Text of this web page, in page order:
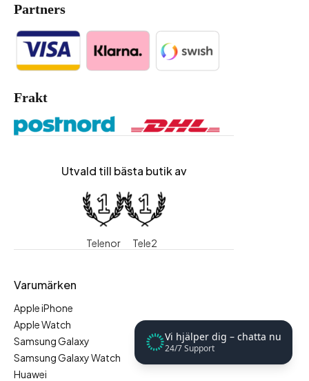
Vi hjälper dig – chatta nu
24/7 Support
Partners
Frakt
Utvald till bästa butik av
Telenor Tele2
Varumärken
Apple iPhone
Apple Watch
Samsung Galaxy
Samsung Galaxy Watch
Huawei